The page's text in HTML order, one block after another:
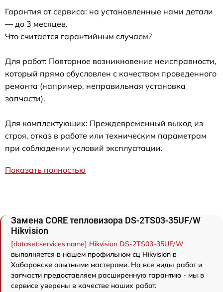
Гарантия от сервиса: на установленные нами детали
— до 3 месяцев.
Что считается гарантийным случаем?
Для работ: Повторное возникновение неисправности,
который прямо обусловлен с качеством проведенного
ремонта (например, неправильная установка
запчасти).
Для комплектующих: Преждевременный выход из
строя, отказ в работе или техническим параметрам
при соблюдении условий эксплуатации.
Показать полностью
Замена CORE тепловизора DS-2TS03-35UF/W
Hikvision
[dataset:services:name] Hikvision DS-2TS03-35UF/W
выполняется в нашем профильном сц Hikvision в
Хабаровске опытными мастерами. На все виды работ и
запчасти предоставляем расширенную гарантию - мы в
сервисе уверены в качестве наших работ.